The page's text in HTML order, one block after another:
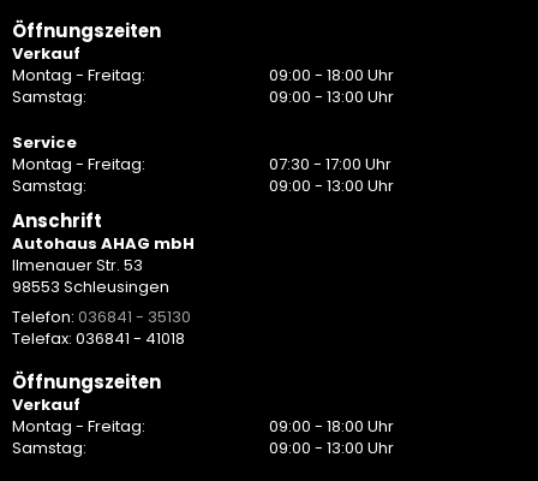
Öffnungszeiten
Verkauf
Montag - Freitag:
09:00 - 18:00 Uhr
Samstag:
09:00 - 13:00 Uhr
Service
Montag - Freitag:
07:30 - 17:00 Uhr
Samstag:
09:00 - 13:00 Uhr
Anschrift
Autohaus AHAG mbH
Ilmenauer Str. 53
98553 Schleusingen
Telefon: 036841 - 35130
Telefax: 036841 - 41018
Öffnungszeiten
Verkauf
Montag - Freitag:
09:00 - 18:00 Uhr
Samstag:
09:00 - 13:00 Uhr